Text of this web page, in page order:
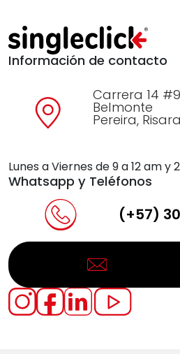
Información de contacto
Carrera 14
Belmonte
Pereira,
Lunes a Viernes de 9 a 12 am y
Whatsapp y Teléfonos
(+57)